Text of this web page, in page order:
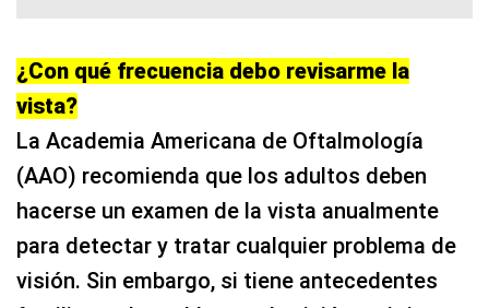
¿Con qué frecuencia debo revisarme la
vista?
La Academia Americana de Oftalmología
(AAO) recomienda que los adultos deben
hacerse un examen de la vista anualmente
para detectar y tratar cualquier problema de
visión. Sin embargo, si tiene antecedentes